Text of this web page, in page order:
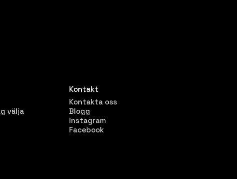
välja
Kontakt
Kontakta oss
Blogg
Instagram
Facebook